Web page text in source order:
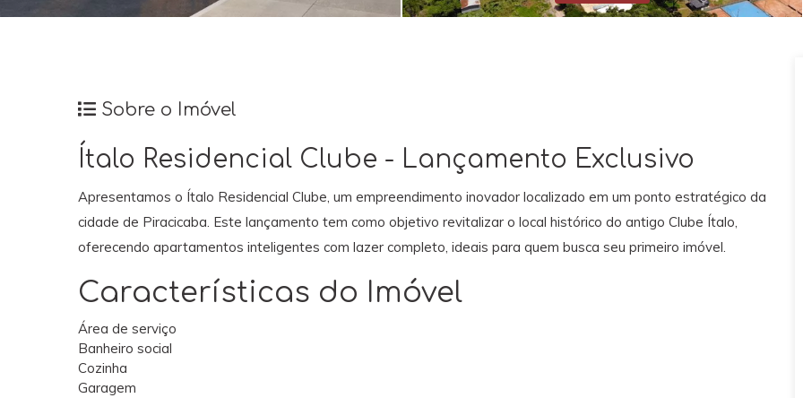
Sobre o Imóvel
Ítalo Residencial Clube - Lançamento Exclusivo
Apresentamos o Ítalo Residencial Clube, um empreendimento inovador localizado em um ponto estratégico da
cidade de Piracicaba. Este lançamento tem como objetivo revitalizar o local histórico do antigo Clube Ítalo,
oferecendo apartamentos inteligentes com lazer completo, ideais para quem busca seu primeiro imóvel.
Características do Imóvel
Área de serviço
Banheiro social
Cozinha
Garagem